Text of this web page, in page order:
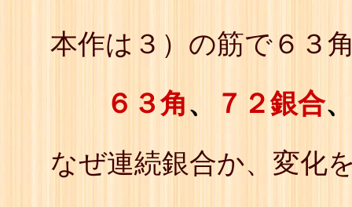
本作は３）の筋で６３
６３角、 ７２銀合
なぜ連続銀合か、変化